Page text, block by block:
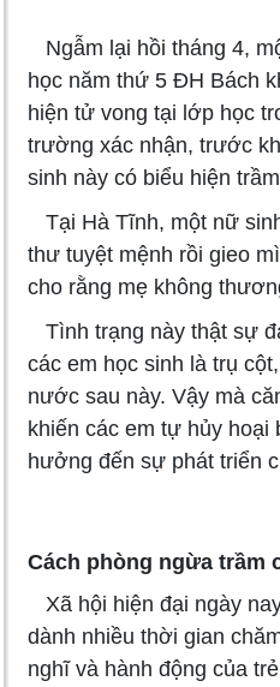
Ngẫm lại hồi tháng 4,
học năm thứ 5 ĐH Bách
hiện tử vong tại lớp học
trường xác nhận, trước
sinh này có biểu hiện
Tại Hà Tĩnh, một nữ
thư tuyệt mệnh rồi gieo
cho rằng mẹ không
Tình trạng này thật sự
các em học sinh là trụ
nước sau này. Vậy mà
khiến các em tự hủy hoại
hưởng đến sự phát triển
Cách phòng ngừa trầm
Xã hội hiện đại ngày
dành nhiều thời gian
nghĩ và hành động của